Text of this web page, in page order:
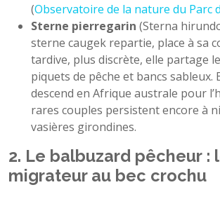
(Observatoire de la nature du Parc
Sterne pierregarin (Sterna
sterne caugek repartie, place à sa
tardive, plus discrète, elle partage
piquets de pêche et bancs sableux.
descend en Afrique australe pour
rares couples persistent encore à
vasières girondines.
2. Le balbuzard pêcheur :
migrateur au bec crochu